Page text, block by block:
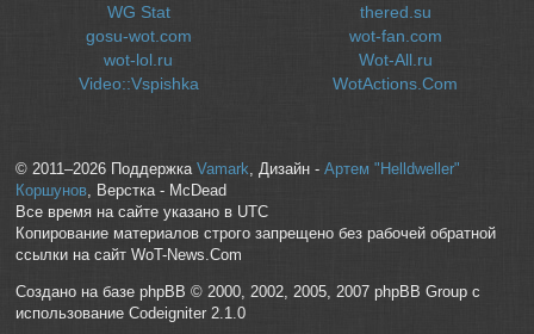
WG Stat
gosu-wot.com
wot-lol.ru
Video::Vspishka
thered.su
wot-fan.com
Wot-All.ru
WotActions.Com
© 2011–2026 Поддержка Vamark, Дизайн - Артем "Helldweller"
Коршунов, Верстка - McDead
Все время на сайте указано в UTC
Копирование материалов строго запрещено без рабочей обратной
ссылки на сайт WoT-News.Com
Создано на базе phpBB © 2000, 2002, 2005, 2007 phpBB Group с
использование Codeigniter 2.1.0